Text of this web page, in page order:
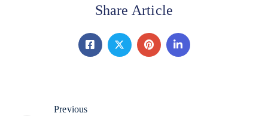
Share Article
Previous